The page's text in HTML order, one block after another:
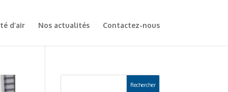
d’air Nos actualités Contactez-nous